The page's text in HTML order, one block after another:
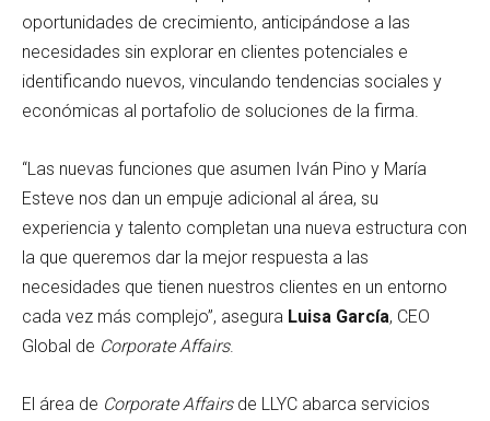
oportunidades de crecimiento, anticipándose a las
necesidades sin explorar en clientes potenciales e
identificando nuevos, vinculando tendencias sociales y
económicas al portafolio de soluciones de la firma.
“Las nuevas funciones que asumen Iván Pino y María
Esteve nos dan un empuje adicional al área, su
experiencia y talento completan una nueva estructura con
la que queremos dar la mejor respuesta a las
necesidades que tienen nuestros clientes en un entorno
cada vez más complejo”, asegura Luisa García, CEO
Global de Corporate Affairs.
El área de Corporate Affairsde LLYC abarca servicios